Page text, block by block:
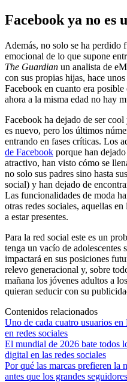
Facebook ya no es
Además, no solo se ha perdido
emocional de lo que supone
The Guardian un analista de
con sus propias hijas, hace
Facebook en cuanto era
ahora a la misma edad no hay
Facebook ha dejado de ser
es nuevo, pero los últimos
entrando en fases críticas. Los
de Facebook porque han
atractivo, han visto cómo se
no solo sus padres sino hasta
social) y han dejado de
Las funcionalidades de moda
otras redes sociales, aquellas
a estar presentes.
Para la red social este es un
tenga un vacío de adolescentes
impactará en sus posiciones
relevo generacional y, sobre
mañana los jóvenes adultos a
quieran seducir con su
Contenidos relacionados
Uno de cada cuatro usuarios
en redes sociales
El mundial de 2026 bate todos
digital en las redes sociales
Por qué las marcas prefieren la
antes que los grandes seguidores